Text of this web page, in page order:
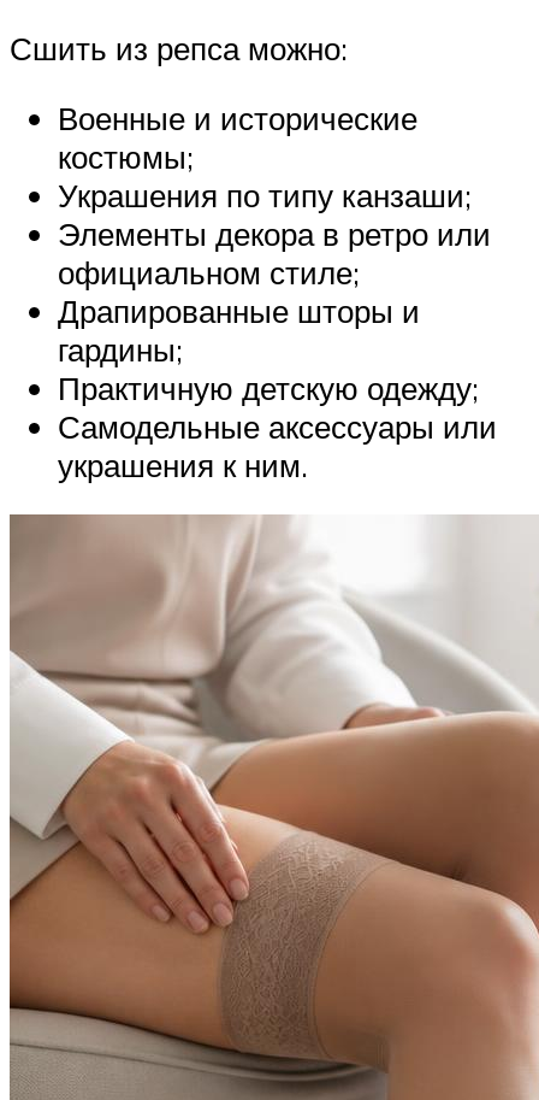
Сшить из репса можно:
Военные и исторические
костюмы;
Украшения по типу канзаши;
Элементы декора в ретро или
официальном стиле;
Драпированные шторы и
гардины;
Практичную детскую одежду;
Самодельные аксессуары или
украшения к ним.